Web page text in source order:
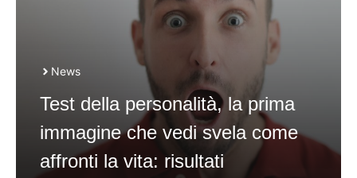
News
Test della personalità, la prima
immagine che vedi svela come
affronti la vita: risultati